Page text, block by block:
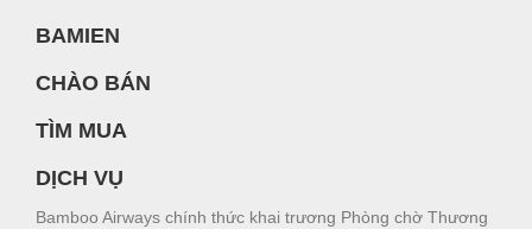
BAMIEN
CHÀO BÁN
TÌM MUA
DỊCH VỤ
Bamboo Airways chính thức khai trương Phòng chờ Thương